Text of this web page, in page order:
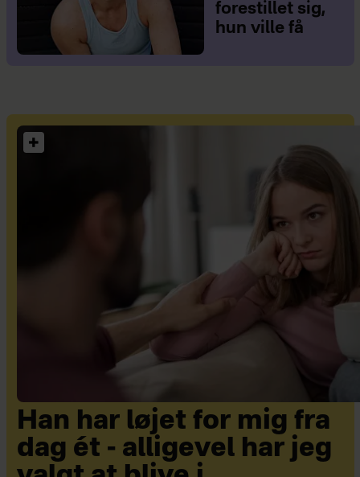
forestillet sig,
hun ville få
Han har løjet for mig fra
dag ét - alligevel har jeg